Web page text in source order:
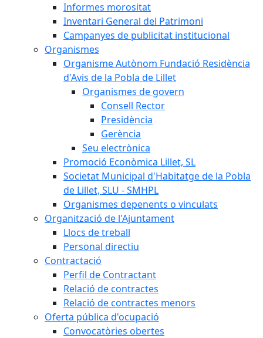
Informes morositat
Inventari General del Patrimoni
Campanyes de publicitat institucional
Organismes
Organisme Autònom Fundació Residència
d'Avis de la Pobla de Lillet
Organismes de govern
Consell Rector
Presidència
Gerència
Seu electrònica
Promoció Econòmica Lillet, SL
Societat Municipal d'Habitatge de la Pobla
de Lillet, SLU - SMHPL
Organismes depenents o vinculats
Organització de l'Ajuntament
Llocs de treball
Personal directiu
Contractació
Perfil de Contractant
Relació de contractes
Relació de contractes menors
Oferta pública d'ocupació
Convocatòries obertes